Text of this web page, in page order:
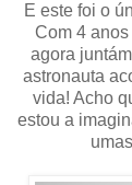
E este foi o
Com 4
agora
astronauta
vida! Acho
estou a